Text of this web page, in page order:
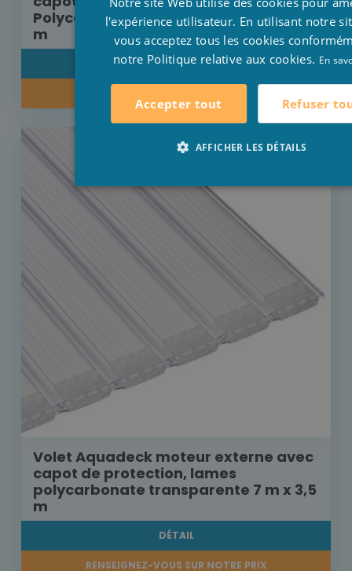
Polycarbonate transparente 6 m x 3
m
DÉTAIL
Volet Aquadeck moteur externe avec
capot de protection, lames
polycarbonate transparente 7 m x 3,5
m
DÉTAIL
RENSEIGNEZ-VOUS SUR NOTRE PRIX
l'expérience utilisateur. En utilisant notre
vous acceptez tous les cookies
notre Politique relative aux cookies. En
Accepter tout Refuser
AFFICHER LES DÉTAILS